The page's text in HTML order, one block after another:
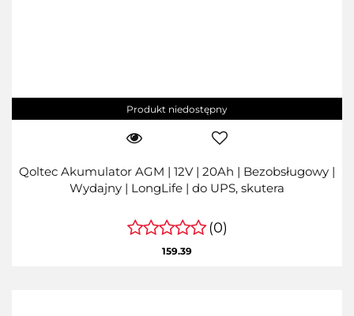
Produkt niedostępny
Qoltec Akumulator AGM | 12V | 20Ah | Bezobsługowy |
Wydajny | LongLife | do UPS, skutera
(0)
159.39